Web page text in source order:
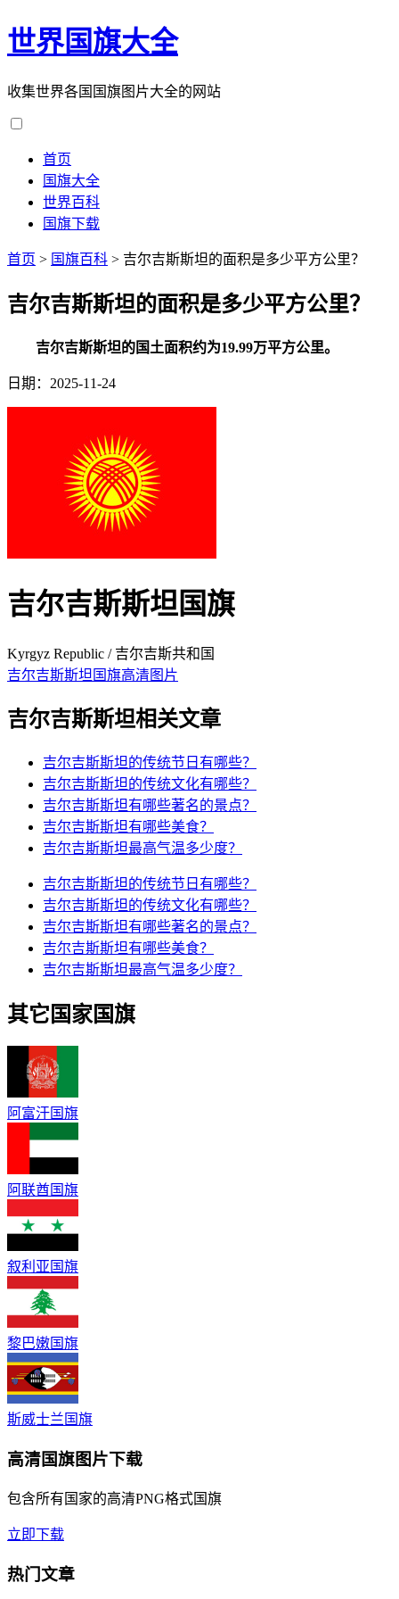
世界国旗大全
收集世界各国国旗图片大全的网站
首页
国旗大全
世界百科
国旗下载
首页 > 国旗百科 > 吉尔吉斯斯坦的面积是多少平方公里？
吉尔吉斯斯坦的面积是多少平方公里？
吉尔吉斯斯坦的国土面积约为19.99万平方公里。
日期：2025-11-24
吉尔吉斯斯坦国旗
Kyrgyz Republic / 吉尔吉斯共和国
吉尔吉斯斯坦国旗高清图片
吉尔吉斯斯坦相关文章
吉尔吉斯斯坦的传统节日有哪些？
吉尔吉斯斯坦的传统文化有哪些？
吉尔吉斯斯坦有哪些著名的景点？
吉尔吉斯斯坦有哪些美食？
吉尔吉斯斯坦最高气温多少度？
吉尔吉斯斯坦的传统节日有哪些？
吉尔吉斯斯坦的传统文化有哪些？
吉尔吉斯斯坦有哪些著名的景点？
吉尔吉斯斯坦有哪些美食？
吉尔吉斯斯坦最高气温多少度？
其它国家国旗
阿富汗国旗
阿联酋国旗
叙利亚国旗
黎巴嫩国旗
斯威士兰国旗
高清国旗图片下载
包含所有国家的高清PNG格式国旗
立即下载
热门文章